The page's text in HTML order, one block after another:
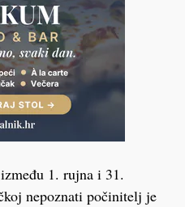
1. rujna i 31.
nepoznati počinitelj je